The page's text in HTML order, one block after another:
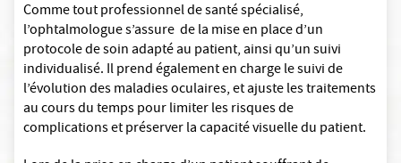
Comme tout professionnel de santé spécialisé,
l’ophtalmologue s’assure de la mise en place d’un
protocole de soin adapté au patient, ainsi qu’un suivi
individualisé. Il prend également en charge le suivi de
l’évolution des maladies oculaires, et ajuste les traitements
au cours du temps pour limiter les risques de
complications et préserver la capacité visuelle du patient.